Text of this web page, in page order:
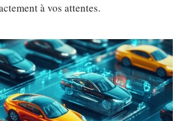
à vos attentes.